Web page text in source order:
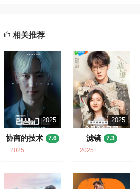
相关推荐
2025
协商的技术
7.6
2025
2025
滤镜
7.3
2025